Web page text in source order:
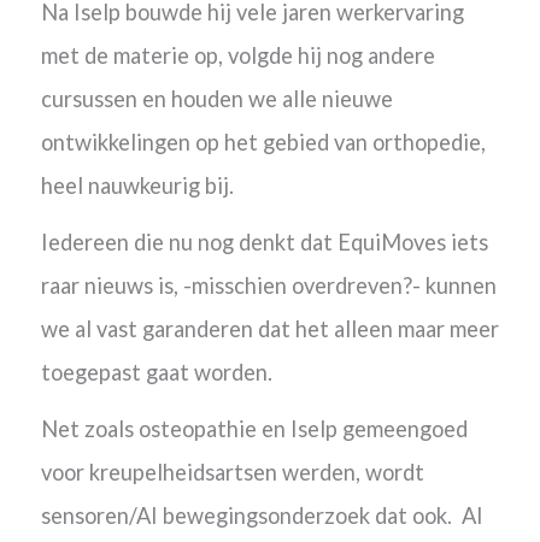
Na Iselp bouwde hij vele jaren werkervaring
met de materie op, volgde hij nog andere
cursussen en houden we alle nieuwe
ontwikkelingen op het gebied van orthopedie,
heel nauwkeurig bij.
Iedereen die nu nog denkt dat EquiMoves iets
raar nieuws is, -misschien overdreven?- kunnen
we al vast garanderen dat het alleen maar meer
toegepast gaat worden.
Net zoals osteopathie en Iselp gemeengoed
voor kreupelheidsartsen werden, wordt
sensoren/AI bewegingsonderzoek dat ook. Al